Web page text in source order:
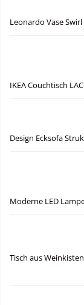
Leonardo Vase Swirl
IKEA Couchtisch
Design Ecksofa
Moderne LED
Tisch aus Weinkisten